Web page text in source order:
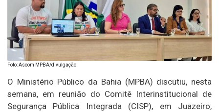
Foto: Ascom MPBA/divulgação
O Ministério Público da Bahia (MPBA) discutiu, nesta
semana, em reunião do Comitê Interinstitucional de
Segurança Pública Integrada (CISP), em Juazeiro,